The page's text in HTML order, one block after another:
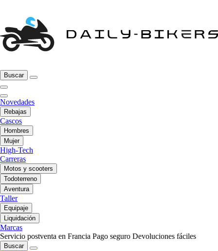
Buscar
Novedades
Rebajas
Cascos
Hombres
Mujer
High-Tech
Carreras
Motos y scooters
Todoterreno
Aventura
Taller
Equipaje
Liquidación
Marcas
Servicio postventa en Francia Pago seguro Devoluciones fáciles
Buscar